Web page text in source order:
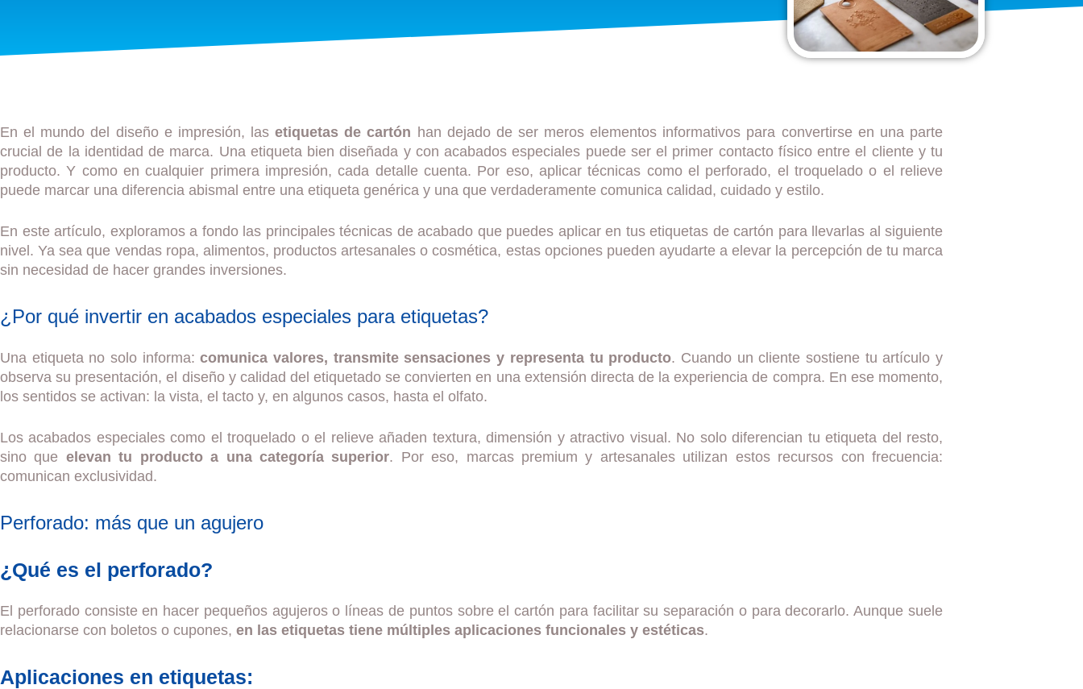
En el mundo del diseño e impresión, lasetiquetas de cartón han dejado de ser meros elementos informativos para convertirse en una parte
crucial de la identidad de marca. Una etiqueta bien diseñada y con acabados especiales puede ser el primer contacto físico entre el cliente y tu
producto. Y como en cualquier primera impresión, cada detalle cuenta. Por eso, aplicar técnicas como el perforado, el troquelado o el relieve
puede marcar una diferencia abismal entre una etiqueta genérica y una que verdaderamente comunica calidad, cuidado y estilo.
En este artículo, exploramos a fondo las principales técnicas de acabado que puedes aplicar en tus etiquetas de cartón para llevarlas al siguiente
nivel. Ya sea que vendas ropa, alimentos, productos artesanales o cosmética, estas opciones pueden ayudarte a elevar la percepción de tu marca
sin necesidad de hacer grandes inversiones.
¿Por qué invertir en acabados especiales para etiquetas?
Una etiqueta no solo informa:comunica valores, transmite sensaciones y representa tu producto. Cuando un cliente sostiene tu artículo y
observa su presentación, el diseño y calidad del etiquetado se convierten en una extensión directa de la experiencia de compra. En ese momento,
los sentidos se activan: la vista, el tacto y, en algunos casos, hasta el olfato.
Los acabados especiales como el troquelado o el relieve añaden textura, dimensión y atractivo visual. No solo diferencian tu etiqueta del resto,
sino que elevan tu producto a una categoría superior. Por eso, marcas premium y artesanales utilizan estos recursos con frecuencia:
comunican exclusividad.
Perforado: más que un agujero
¿Qué es el perforado?
El perforado consiste en hacer pequeños agujeros o líneas de puntos sobre el cartón para facilitar su separación o para decorarlo. Aunque suele
relacionarse con boletos o cupones, en las etiquetas tiene múltiples aplicaciones funcionales y estéticas.
Aplicaciones en etiquetas: